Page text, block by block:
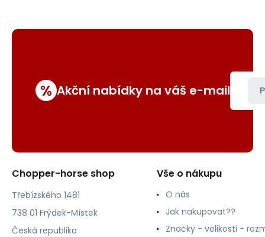
% Akční nabídky na váš e-mail
Chopper-horse shop
Třebízského 1481
738 01 Frýdek-Místek
Česká republika
Vše o nákupu
O nás
Jak nakupovat??
Značky - velikosti -